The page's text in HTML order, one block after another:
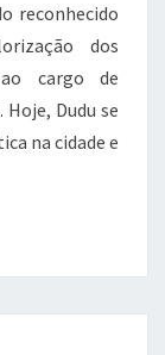
reconhecido
dos
cargo de
Dudu se
na cidade e